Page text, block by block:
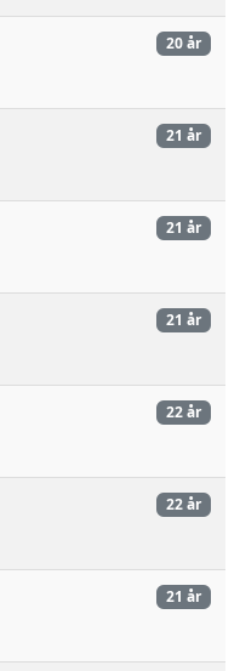
20 år
21 år
21 år
21 år
22 år
22 år
21 år